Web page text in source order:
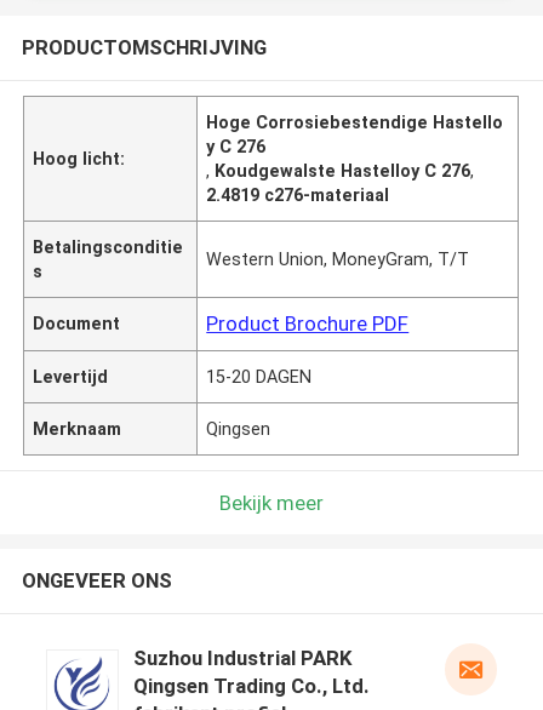
PRODUCTOMSCHRIJVING
Hoog licht:
Hoge Corrosiebestendige Hastello
y C 276
, Koudgewalste Hastelloy C 276,
2.4819 c276-materiaal
Betalingsconditie
s
Western Union, MoneyGram, T/T
Document Product Brochure PDF
Levertijd 15-20 DAGEN
Merknaam Qingsen
Bekijk meer
ONGEVEER ONS
Suzhou Industrial PARK
Qingsen Trading Co., Ltd.